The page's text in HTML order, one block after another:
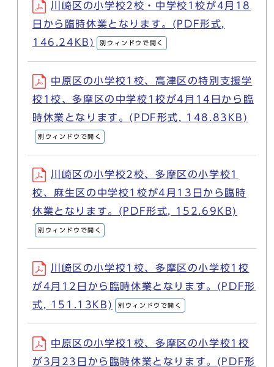
川崎区の小学校2校・中学校1校が4月18
日から臨時休業となります。(PDF形式,
146.24KB)
別ウィンドウで開く
中原区の小学校1校、高津区の特別支援学
校1校、多摩区の中学校1校が4月14日から臨
時休業となります。(PDF形式, 148.83KB)
別ウィンドウで開く
川崎区の小学校2校、多摩区の小学校1
校、麻生区の中学校1校が4月13日から臨時
休業となります。(PDF形式, 152.69KB)
別ウィンドウで開く
川崎区の小学校1校、多摩区の小学校1校
が4月12日から臨時休業となります。(PDF形
式, 151.13KB)
別ウィンドウで開く
中原区の小学校1校、多摩区の小学校1校
が3月23日から臨時休業となります。(PDF形